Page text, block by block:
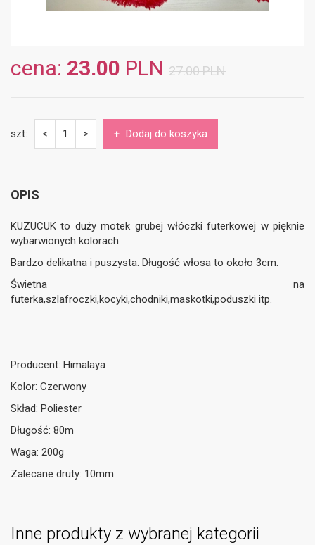
cena: 23.00 PLN 27.00 PLN
szt: < 1 > + Dodaj do koszyka
OPIS
KUZUCUK to duży motek grubej włóczki futerkowej w pięknie
wybarwionych kolorach.
Bardzo delikatna i puszysta. Długość włosa to około 3cm.
Świetna na
futerka,szlafroczki,kocyki,chodniki,maskotki,poduszki itp.
Producent: Himalaya
Kolor: Czerwony
Skład: Poliester
Długość: 80m
Waga: 200g
Zalecane druty: 10mm
Inne produkty z wybranej kategorii